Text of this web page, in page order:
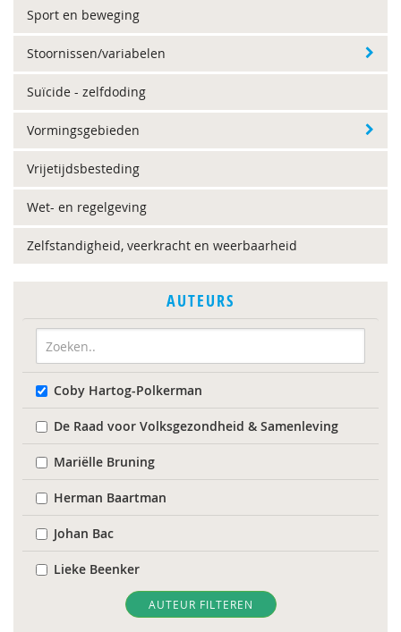
Sport en beweging
Stoornissen/variabelen
Suïcide - zelfdoding
Vormingsgebieden
Vrijetijdsbesteding
Wet- en regelgeving
Zelfstandigheid, veerkracht en weerbaarheid
AUTEURS
Coby Hartog-Polkerman
De Raad voor Volksgezondheid & Samenleving
Mariëlle Bruning
Herman Baartman
Johan Bac
Lieke Beenker
AUTEUR FILTEREN